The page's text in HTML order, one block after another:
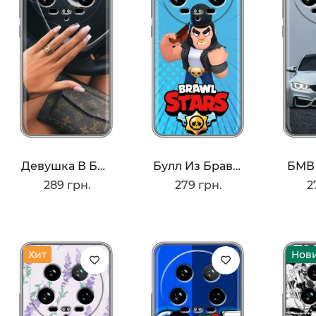
Девушка В БМВ
289 грн.
Булл Из Бравл Старс
279 грн.
БМВ
Хит